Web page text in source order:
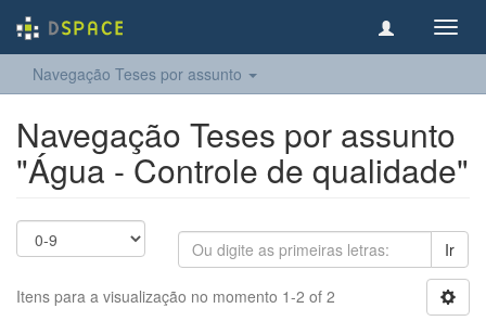
Navegação Teses por assunto
Navegação Teses por assunto
"Água - Controle de qualidade"
Ir
Itens para a visualização no momento 1-2 of 2